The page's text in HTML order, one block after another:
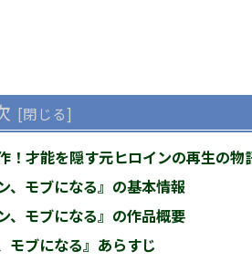
！才能を隠す元ヒロインの再生の物
、モブになる』の基本情報
モブになる』の作品概要
モブになる』あらすじ